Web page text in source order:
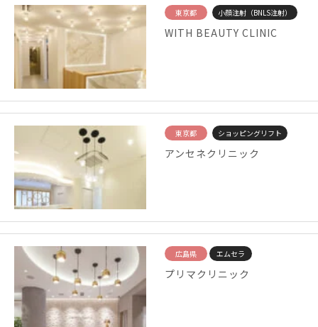
東京都 小顔注射（BNLS注射）
WITH BEAUTY CLINIC
東京都 ショッピングリフト
アンセネクリニック
広島県 エムセラ
プリマクリニック